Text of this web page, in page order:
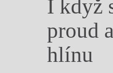
Výroční cenyI když
proud
hlínu